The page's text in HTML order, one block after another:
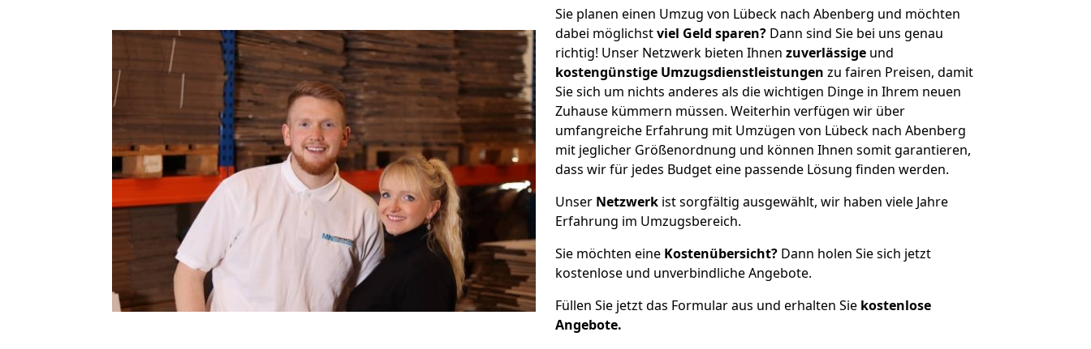
Sie planen einen Umzug von Lübeck nach Abenberg und möchten
dabei möglichstviel Geld sparen? Dann sind Sie bei uns genau
richtig! Unser Netzwerk bieten Ihnen zuverlässige und
kostengünstige Umzugsdienstleistungen zu fairen Preisen, damit
Sie sich um nichts anderes als die wichtigen Dinge in Ihrem neuen
Zuhause kümmern müssen. Weiterhin verfügen wir über
umfangreiche Erfahrung mit Umzügen von Lübeck nach Abenberg
mit jeglicher Größenordnung und können Ihnen somit garantieren,
dass wir für jedes Budget eine passende Lösung finden werden.
Unser Netzwerk ist sorgfältig ausgewählt, wir haben viele Jahre
Erfahrung im Umzugsbereich.
Sie möchten eine Kostenübersicht? Dann holen Sie sich jetzt
kostenlose und unverbindliche Angebote.
Füllen Sie jetzt das Formular aus und erhalten Sie kostenlose
Angebote.